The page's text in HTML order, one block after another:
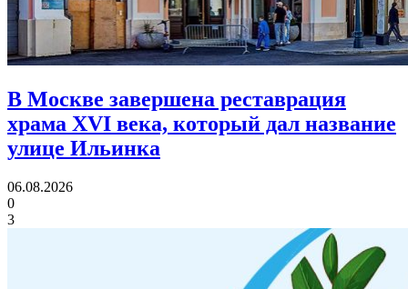
В Москве завершена реставрация
храма XVI века, который дал название
улице Ильинка
06.08.2026
0
3